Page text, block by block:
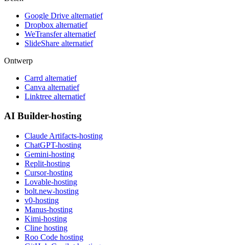
Google Drive alternatief
Dropbox alternatief
WeTransfer alternatief
SlideShare alternatief
Ontwerp
Carrd alternatief
Canva alternatief
Linktree alternatief
AI Builder-hosting
Claude Artifacts-hosting
ChatGPT-hosting
Gemini-hosting
Replit-hosting
Cursor-hosting
Lovable-hosting
bolt.new-hosting
v0-hosting
Manus-hosting
Kimi-hosting
Cline hosting
Roo Code hosting